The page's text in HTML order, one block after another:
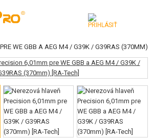
PRAKY
WE GBB A AEG M4 / G39K / G39RAS (370MM)